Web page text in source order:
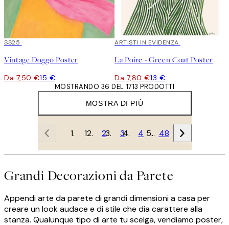
50%*
SS25
Vintage Doggo Poster
Da 7,50 €15 €
40%*
ARTISTI IN EVIDENZA
La Poire - Green Coat Poster
Da 7,80 €13 €
MOSTRA DI PIÙ
MOSTRANDO 36 DEL 1713 PRODOTTI
1 2 3 4 … 48
Grandi Decorazioni da Parete
Appendi arte da parete di grandi dimensioni a casa per
creare un look audace e di stile che dia carattere alla
stanza. Qualunque tipo di arte tu scelga, vendiamo poster,